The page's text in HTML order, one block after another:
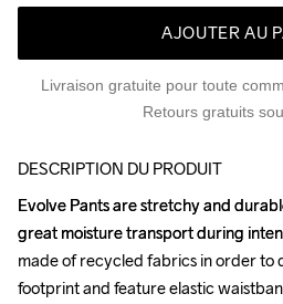
AJOUTER AU
Livraison gratuite pour toute
Retours gratuits
DESCRIPTION DU PRODUIT
Evolve Pants are stretchy and
great moisture transport during
made of recycled fabrics in order to
footprint and feature elastic
Evolve Pants are stretchy and
great moisture transport during
made of recycled fabrics in order to
footprint and feature elastic